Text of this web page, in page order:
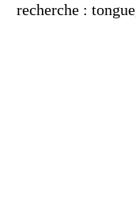
recherche :